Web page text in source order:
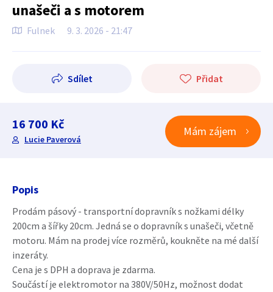
unašeči a s motorem
Fulnek 9. 3. 2026 - 21:47
Sdílet Přidat
16 700 Kč
Lucie Paverová
Mám zájem
Popis
Prodám pásový - transportní dopravník s nožkami délky
200cm a šířky 20cm. Jedná se o dopravník s unašeči, včetně
motoru. Mám na prodej více rozměrů, koukněte na mé další
inzeráty.
Cena je s DPH a doprava je zdarma.
Součástí je elektromotor na 380V/50Hz, možnost dodat